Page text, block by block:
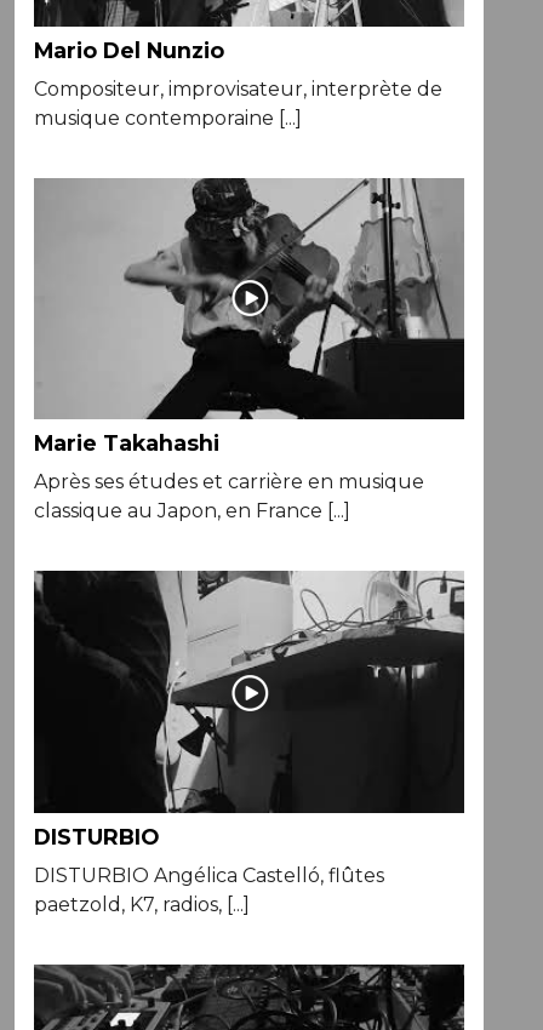
Mario Del Nunzio
Compositeur, improvisateur, interprète de
musique contemporaine [...]
Marie Takahashi
Après ses études et carrière en musique
classique au Japon, en France [...]
DISTURBIO
DISTURBIO Angélica Castelló, flûtes
paetzold, K7, radios, [...]